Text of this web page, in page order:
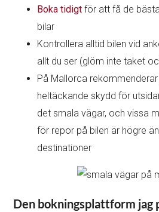
Boka tidigt för att få de
bilar
Kontrollera alltid bilen vid
allt du ser (glöm inte taket
På Mallorca
heltäckande skydd för
det smala vägar, och vissa
för repor på bilen är högre
destinationer
Den bokningsplattform jag